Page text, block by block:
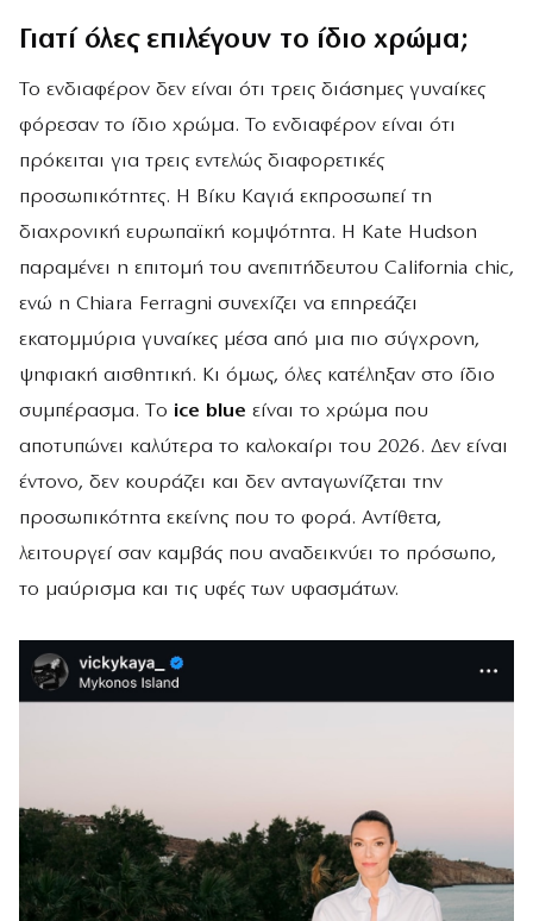
Γιατί όλες επιλέγουν το ίδιο χρώμα;
Το ενδιαφέρον δεν είναι ότι τρεις διάσημες γυναίκες
φόρεσαν το ίδιο χρώμα. Το ενδιαφέρον είναι ότι
πρόκειται για τρεις εντελώς διαφορετικές
προσωπικότητες. Η Βίκυ Καγιά εκπροσωπεί τη
διαχρονική ευρωπαϊκή κομψότητα. Η Kate Hudson
παραμένει η επιτομή του ανεπιτήδευτου California chic,
ενώ η Chiara Ferragni συνεχίζει να επηρεάζει
εκατομμύρια γυναίκες μέσα από μια πιο σύγχρονη,
ψηφιακή αισθητική. Κι όμως, όλες κατέληξαν στο ίδιο
συμπέρασμα. Tο ice blue είναι το χρώμα που
αποτυπώνει καλύτερα το καλοκαίρι του 2026. Δεν είναι
έντονο, δεν κουράζει και δεν ανταγωνίζεται την
προσωπικότητα εκείνης που το φορά. Αντίθετα,
λειτουργεί σαν καμβάς που αναδεικνύει το πρόσωπο,
το μαύρισμα και τις υφές των υφασμάτων.